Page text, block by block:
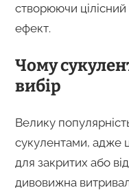
створюючи цілісний
ефект.
Чому
вибір
Велику
сукулентами, адже
для закритих або
дивовижна